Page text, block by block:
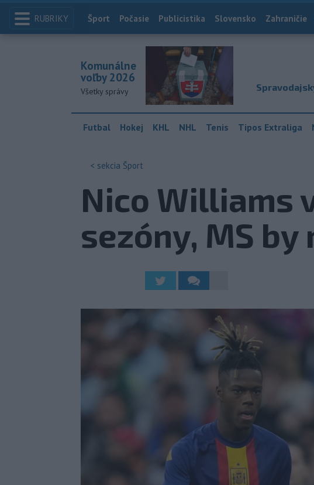
RUBRIKY Index
Šport Počasie Publicistika Slovensko Zahraničie
Komunálne
voľby 2026
Všetky správy
Futbal Hokej KHL NHL Tenis Tipos Extraliga
< sekcia Šport
Nico Williams
sezóny, MS